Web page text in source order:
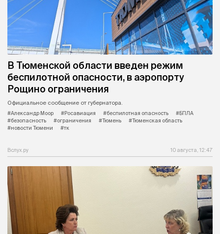
В Тюменской области введен режим
беспилотной опасности, в аэропорту
Рощино ограничения
Официальное сообщение от губернатора.
#Александр Моор
#Росавиация #беспилотная опасность
#БПЛА
#безопасность
#ограничения #Тюмень
#Тюменская область
#новости Тюмени
#тк
Вслух.ру 10 августа, 12:47